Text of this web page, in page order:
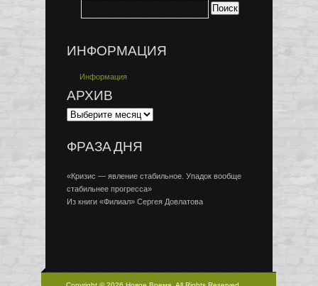
ИНФОРМАЦИЯ
Информация
АРХИВ
ФРАЗА ДНЯ
«Кризис — явление стабильное. Упадок вообще
стабильнее прогресса»
Из книги «Филиал» Сергея Довлатова